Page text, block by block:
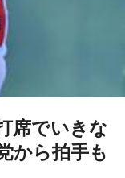
席でいきな
から拍手も